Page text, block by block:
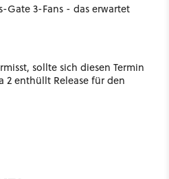
Gate 3-Fans - das erwartet
sollte sich diesen Termin
2 enthüllt Release für den